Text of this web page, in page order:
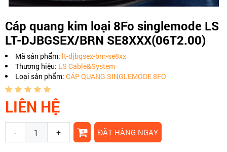
Cáp quang kim loại 8Fo singlemode LS
LT-DJBGSEX/BRN SE8XXX(06T2.00)
Mã sản phẩm: lt-djbgsex-brn-se8xx
Thương hiệu: LS Cable&System
Loại sản phẩm: CÁP QUANG SINGLEMODE 8FO
LIÊN HỆ
- + ĐẶT HÀNG NGAY